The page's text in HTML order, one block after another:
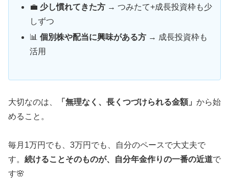
💼 少し慣れてきた方 → つみたて+成長投資枠も少
しずつ
📊個別株や配当に興味がある方 → 成長投資枠も
活用
大切なのは、 「無理なく、長くつづけられる金額」 から始
めること。
毎月1万円でも、3万円でも、自分のペースで大丈夫で
す。 続けることそのものが、自分年金作りの一番の近道で
す🌸